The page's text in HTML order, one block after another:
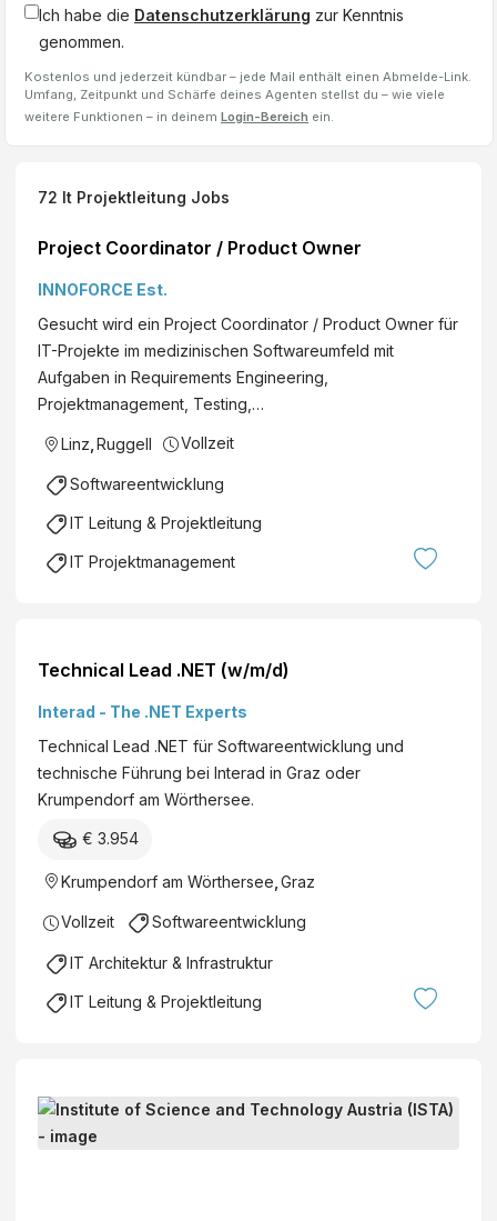
Ich habe die Datenschutzerklärung zur Kenntnis
genommen.
Kostenlos und jederzeit kündbar – jede Mail enthält einen Abmelde-Link.
Umfang, Zeitpunkt und Schärfe deines Agenten stellst du – wie viele
weitere Funktionen – in deinem Login-Bereich ein.
72 It Projektleitung Jobs
Project Coordinator / Product Owner
INNOFORCE Est.
Gesucht wird ein Project Coordinator / Product Owner für
IT-Projekte im medizinischen Softwareumfeld mit
Aufgaben in Requirements Engineering,
Projektmanagement, Testing,…
Linz Ruggell Vollzeit
Softwareentwicklung
IT Leitung & Projektleitung
IT Projektmanagement
Technical Lead .NET (w/m/d)
Interad - The .NET Experts
Technical Lead .NET für Softwareentwicklung und
technische Führung bei Interad in Graz oder
Krumpendorf am Wörthersee.
€ 3.954
Krumpendorf am Wörthersee Graz
Vollzeit Softwareentwicklung
IT Architektur & Infrastruktur
IT Leitung & Projektleitung
I
T